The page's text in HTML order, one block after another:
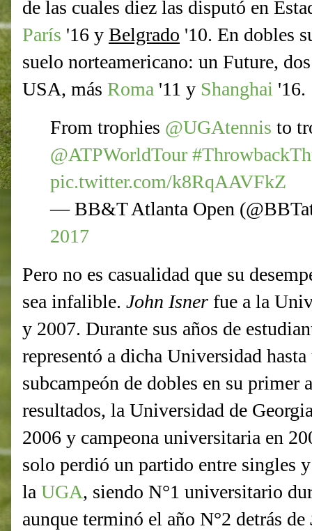
de las cuales diez las disputó en
París '16 y Belgrado '10. En dobles
suelo norteamericano: un Future,
USA, más Roma '11 y Shanghai '16.
From trophies @UGAtennis to
@ATPWorldTour
pic.twitter.com/k8RqAAVFkZ
— BB&T Atlanta Open
2017
Pero no es casualidad que su
sea infalible. John Isner fue a la
y 2007. Durante sus años de
representó a dicha Universidad
subcampeón de dobles en su primer
resultados, la Universidad de
2006 y campeona universitaria en
solo perdió un partido entre singles
la UGA, siendo N°1 universitario
aunque terminó el año N°2 detrás de